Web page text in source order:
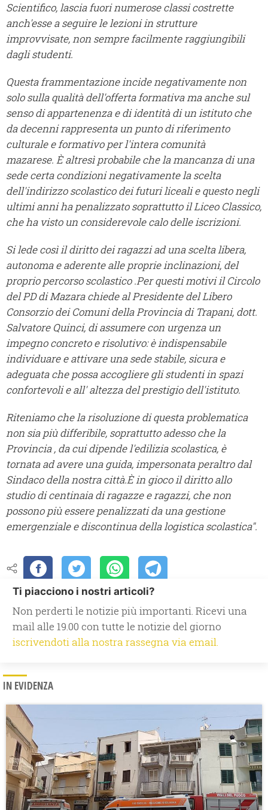
Scientifico, lascia fuori numerose classi costrette
anch'esse a seguire le lezioni in strutture
improvvisate, non sempre facilmente raggiungibili
dagli studenti.
Questa frammentazione incide negativamente non
solo sulla qualità dell'offerta formativa ma anche sul
senso di appartenenza e di identità di un istituto che
da decenni rappresenta un punto di riferimento
culturale e formativo per l'intera comunità
mazarese. È altresì probabile che la mancanza di una
sede certa condizioni negativamente la scelta
dell'indirizzo scolastico dei futuri liceali e questo negli
ultimi anni ha penalizzato soprattutto il Liceo Classico,
che ha visto un considerevole calo delle iscrizioni.
Si lede così il diritto dei ragazzi ad una scelta libera,
autonoma e aderente alle proprie inclinazioni, del
proprio percorso scolastico .Per questi motivi il Circolo
del PD di Mazara chiede al Presidente del Libero
Consorzio dei Comuni della Provincia di Trapani, dott.
Salvatore Quinci, di assumere con urgenza un
impegno concreto e risolutivo: è indispensabile
individuare e attivare una sede stabile, sicura e
adeguata che possa accogliere gli studenti in spazi
confortevoli e all' altezza del prestigio dell'istituto.
Riteniamo che la risoluzione di questa problematica
non sia più differibile, soprattutto adesso che la
Provincia , da cui dipende l'edilizia scolastica, è
tornata ad avere una guida, impersonata peraltro dal
Sindaco della nostra città.È in gioco il diritto allo
studio di centinaia di ragazze e ragazzi, che non
possono più essere penalizzati da una gestione
emergenziale e discontinua della logistica scolastica".
Ti piacciono i nostri articoli?
Non perderti le notizie più importanti. Ricevi una
mail alle 19.00 con tutte le notizie del giorno
iscrivendoti alla nostra rassegna via email.
IN EVIDENZA